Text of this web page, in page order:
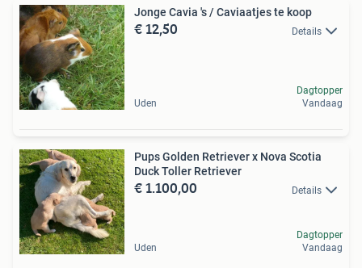
Jonge Cavia 's / Caviaatjes te koop
€ 12,50 Details
Uden
Dagtopper
Vandaag
Pups Golden Retriever x Nova Scotia
Duck Toller Retriever
€ 1.100,00 Details
Uden
Dagtopper
Vandaag